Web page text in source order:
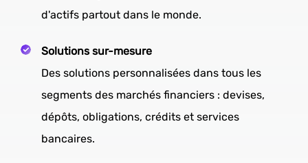
d'actifs partout dans le monde.
Solutions sur-mesure
Des solutions personnalisées dans tous les
segments des marchés financiers : devises,
dépôts, obligations, crédits et services
bancaires.